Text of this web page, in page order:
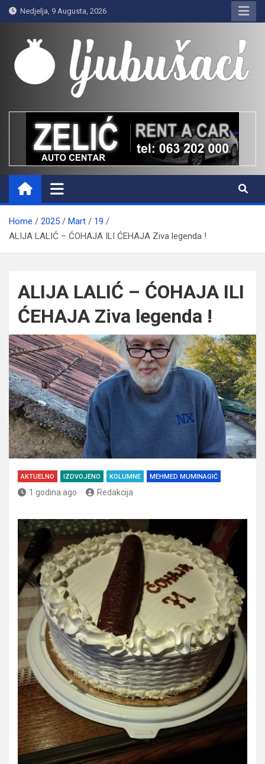
Skip
to
content
Nedjelja, 9 Augusta, 2026
Ljubušaci
Svom voljenom gradu
Home 2025 Mart
19
ALIJA LALIĆ – ĆOHAJA ILI ĆEHAJA Ziva legenda !
ALIJA LALIĆ – ĆOHAJA ILI
ĆEHAJA Ziva legenda !
AKTUELNO IZDVOJENO KOLUMNE MEHMED MUMINAGIĆ
1 godina ago Redakcija